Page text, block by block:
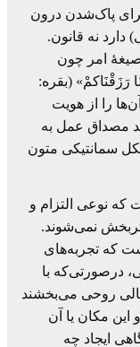
‏پاک‌شدن درون
دارد نه قانون.
امر چون
یا «أَنْفِقُوا ‏مِمَّا رَزَقْنَاکمْ» (بقره:
«کتِبَ عَلَيْکمُ الصِّيَامُ » (بقره: 183) آن‌ها را از هویت
مصداق عمل به
سمانتیکی متون
که نوعی التزام و
نمی‌شوند.
که ‏تجربه‌های
درصورتی‌که با
روحی می‌بخشند
‏مکان یا آن
ایجاد چه